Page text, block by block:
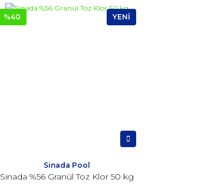
%40 YENİ
Sinada Pool
Sinada %56 Granül Toz Klor 50 kg